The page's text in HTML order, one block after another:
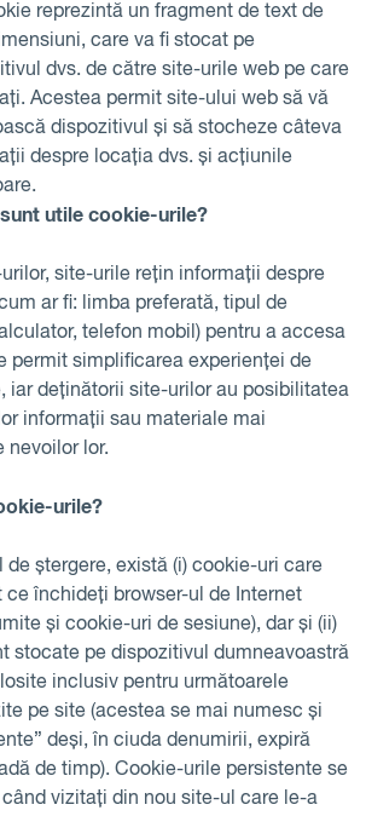
reprezintă un fragment de text de
care va fi stocat pe
dvs. de către site-urile web pe care
Acestea permit site-ului web să vă
dispozitivul și să stocheze câteva
despre locația dvs. și acțiunile
sunt utile cookie-urile?
site-urile rețin informații despre
ar fi: limba preferată, tipul de
telefon mobil) pentru a accesa
permit simplificarea experienței de
iar deținătorii site-urilor au posibilitatea
informații sau materiale mai
nevoilor lor.
urile?
de ștergere, există (i) cookie-uri care
ce închideți browser-ul de Internet
și cookie-uri de sesiune), dar și (ii)
stocate pe dispozitivul dumneavoastră
inclusiv pentru următoarele
pe site (acestea se mai numesc și
deși, în ciuda denumirii, expiră
de timp). Cookie-urile persistente se
vizitați din nou site-ul care le-a